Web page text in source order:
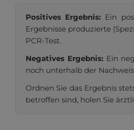
Positives Ergebnis: Ein
Ergebnisse produzierte
PCR-Test.
Negatives Ergebnis:Ein
noch unterhalb der
Ordnen Sie das Ergebnis
betroffen sind, holen Sie